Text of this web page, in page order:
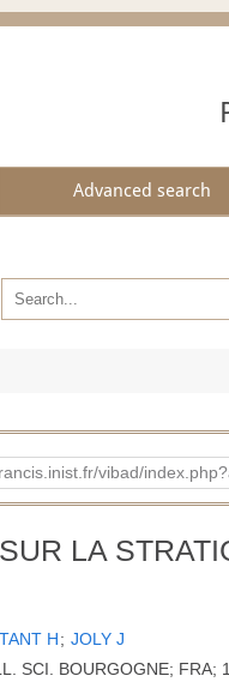
Advanced search
vibad/
LA
H; JOLY J
SCI. BOURGOGNE; FRA;